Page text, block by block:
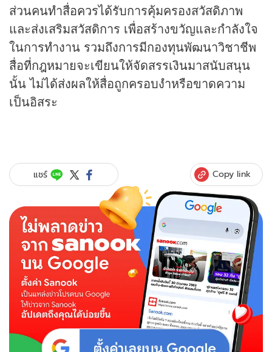
ส่วนคนทำสื่อควรได้รับการคุ้มครองสวัสดิภาพ
และส่งเสริมสวัสดิการ เพื่อสร้างขวัญและกำลังใจ
ในการทำงาน รวมถึงการมีกองทุนพัฒนาวิชาชีพ
สื่อที่กฎหมายจะเขียนให้จัดสรรเงินมาสนับสนุน
นั้น ไม่ได้ส่งผลให้สื่อถูกครอบงำหรือขาดความ
เป็นอิสระ
แชร์ Copy link